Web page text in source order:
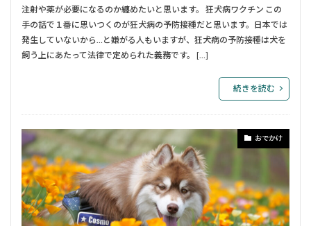
注射や薬が必要になるのか纏めたいと思います。 狂犬病ワクチン この
手の話で１番に思いつくのが狂犬病の予防接種だと思います。日本では
発生していないから…と嫌がる人もいますが、狂犬病の予防接種は犬を
飼う上にあたって法律で定められた義務です。 […]
続きを読む
おでかけ